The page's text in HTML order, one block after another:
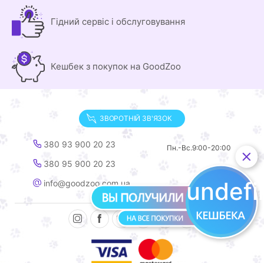
Гідний сервіс і обслуговування
Кешбек з покупок на GoodZoo
ЗВОРОТНІЙ ЗВ'ЯЗОК
380 93 900 20 23
380 95 900 20 23
info@goodzoo.com.ua
Пн.-Вс.9:00-20:00